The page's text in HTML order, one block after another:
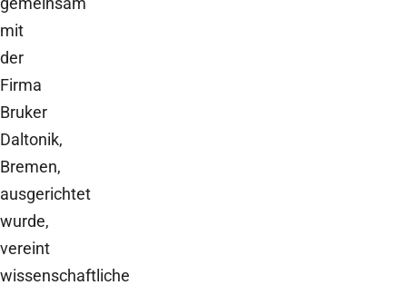
mit
der
Firma
Bruker
Daltonik,
Bremen,
ausgerichtet
wurde,
vereint
wissenschaftliche